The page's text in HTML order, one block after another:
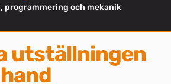
programmering och mekanik
utställningen